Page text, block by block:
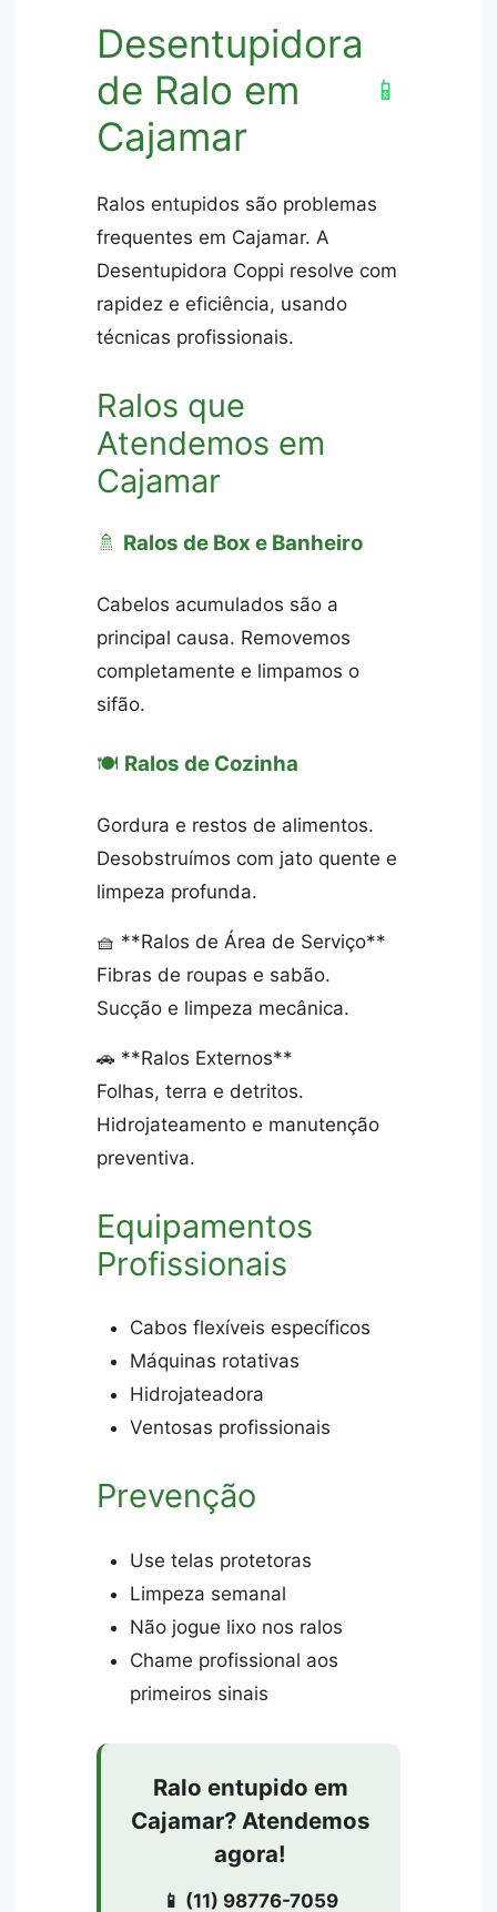
Desentupidora
de Ralo em
Cajamar
📱
Ralos entupidos são problemas
frequentes em Cajamar. A
Desentupidora Coppi resolve com
rapidez e eficiência, usando
técnicas profissionais.
Ralos que
Atendemos em
Cajamar
🚿 Ralos de Box e Banheiro
Cabelos acumulados são a
principal causa. Removemos
completamente e limpamos o
sifão.
🍽️ Ralos de Cozinha
Gordura e restos de alimentos.
Desobstruímos com jato quente e
limpeza profunda.
🧺 **Ralos de Área de Serviço**
Fibras de roupas e sabão.
Sucção e limpeza mecânica.
🚗 **Ralos Externos**
Folhas, terra e detritos.
Hidrojateamento e manutenção
preventiva.
Equipamentos
Profissionais
Cabos flexíveis específicos
Máquinas rotativas
Hidrojateadora
Ventosas profissionais
Prevenção
Use telas protetoras
Limpeza semanal
Não jogue lixo nos ralos
Chame profissional aos
primeiros sinais
Ralo entupido em
Cajamar? Atendemos
agora!
📱 (11) 98776-7059